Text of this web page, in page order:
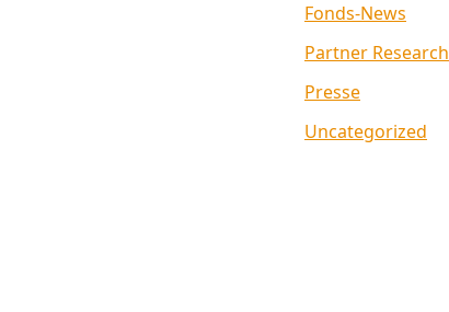
Fonds-News
Partner Research
Presse
Uncategorized